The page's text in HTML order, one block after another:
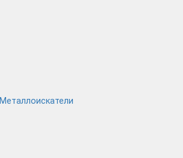
Металлоискатели